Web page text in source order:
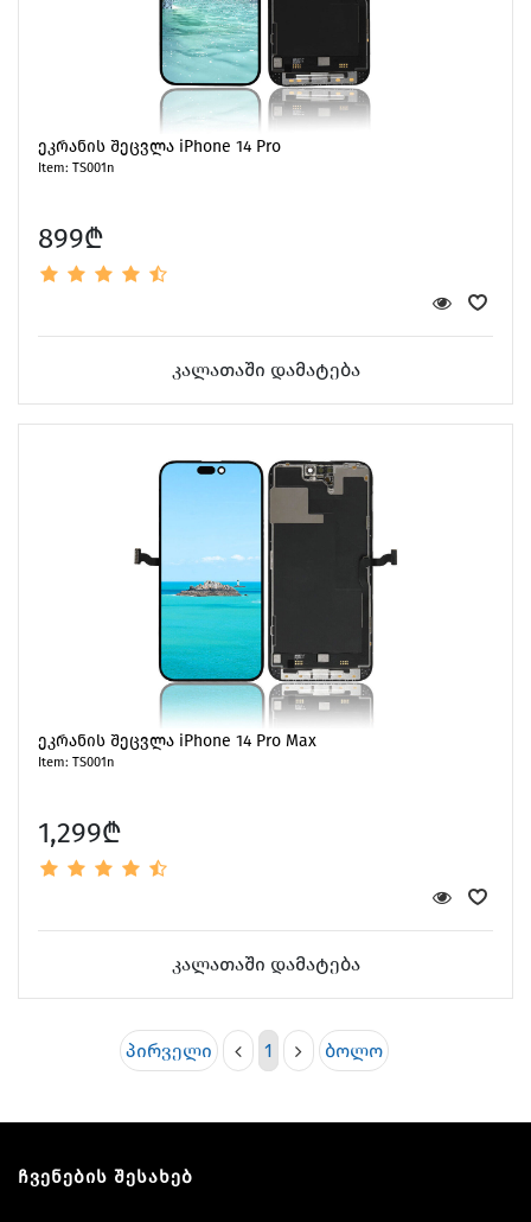
ეკრანის შეცვლა iPhone 14 Pro
Item: TS001n
899₾
კალათაში დამატება
ეკრანის შეცვლა iPhone 14 Pro Max
Item: TS001n
1,299₾
კალათაში დამატება
პირველი 1 ბოლო
ჩვენების შესახებ